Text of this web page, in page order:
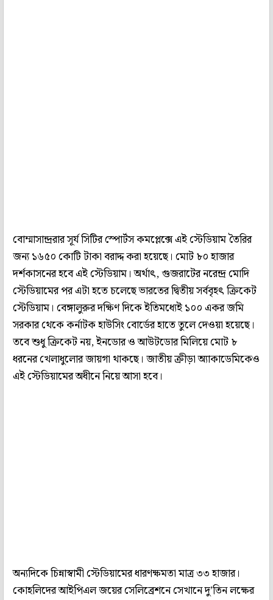
বোম্মাসান্দ্ররার সূর্য সিটির স্পোর্টস কমপ্লেক্সে এই স্টেডিয়াম তৈরির
জন্য ১৬৫০ কোটি টাকা বরাদ্দ করা হয়েছে। মোট ৮০ হাজার
দর্শকাসনের হবে এই স্টেডিয়াম। অর্থাৎ, গুজরাটের নরেন্দ্র মোদি
স্টেডিয়ামের পর এটা হতে চলেছে ভারতের দ্বিতীয় সর্ববৃহৎ ক্রিকেট
স্টেডিয়াম। বেঙ্গালুরুর দক্ষিণ দিকে ইতিমধ্যেই ১০০ একর জমি
সরকার থেকে কর্নাটক হাউসিং বোর্ডের হাতে তুলে দেওয়া হয়েছে।
তবে শুধু ক্রিকেট নয়, ইনডোর ও আউটডোর মিলিয়ে মোট ৮
ধরনের খেলাধুলোর জায়গা থাকছে। জাতীয় ক্রীড়া অ্যাকাডেমিকেও
এই স্টেডিয়ামের অধীনে নিয়ে আসা হবে।
অন্যদিকে চিন্নাস্বামী স্টেডিয়ামের ধারণক্ষমতা মাত্র ৩৩ হাজার।
কোহলিদের আইপিএল জয়ের সেলিব্রেশনে সেখানে দু’তিন লক্ষের